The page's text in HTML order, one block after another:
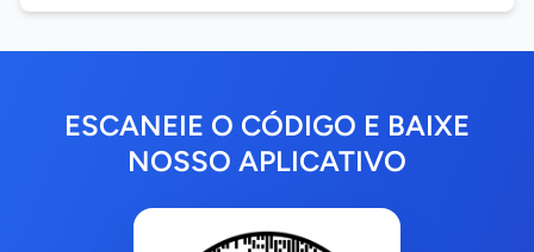
ESCANEIE O CÓDIGO E BAIXE
NOSSO APLICATIVO